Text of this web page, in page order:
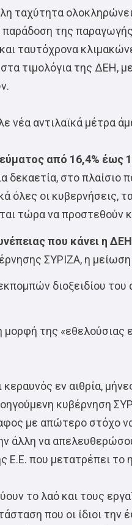
ταχύτητα
παράδοση της
ταυτόχρονα
τιμολόγια της ΔΕΗ,
νέα αντιλαϊκά μέτρα
από 16,4% έως
δεκαετία, στο πλαίσιο
όλες οι κυβερνήσεις,
τώρα να προστεθούν
που κάνει η
ΣΥΡΙΖΑ, η μείωση
διοξειδίου
μορφή της «εθελούσιας
κεραυνός εν αιθρία,
κυβέρνηση
με απώτερο στόχο
άλλη να
Ε.Ε. που μετατρέπει
το λαό και τους
που οι ίδιοι την